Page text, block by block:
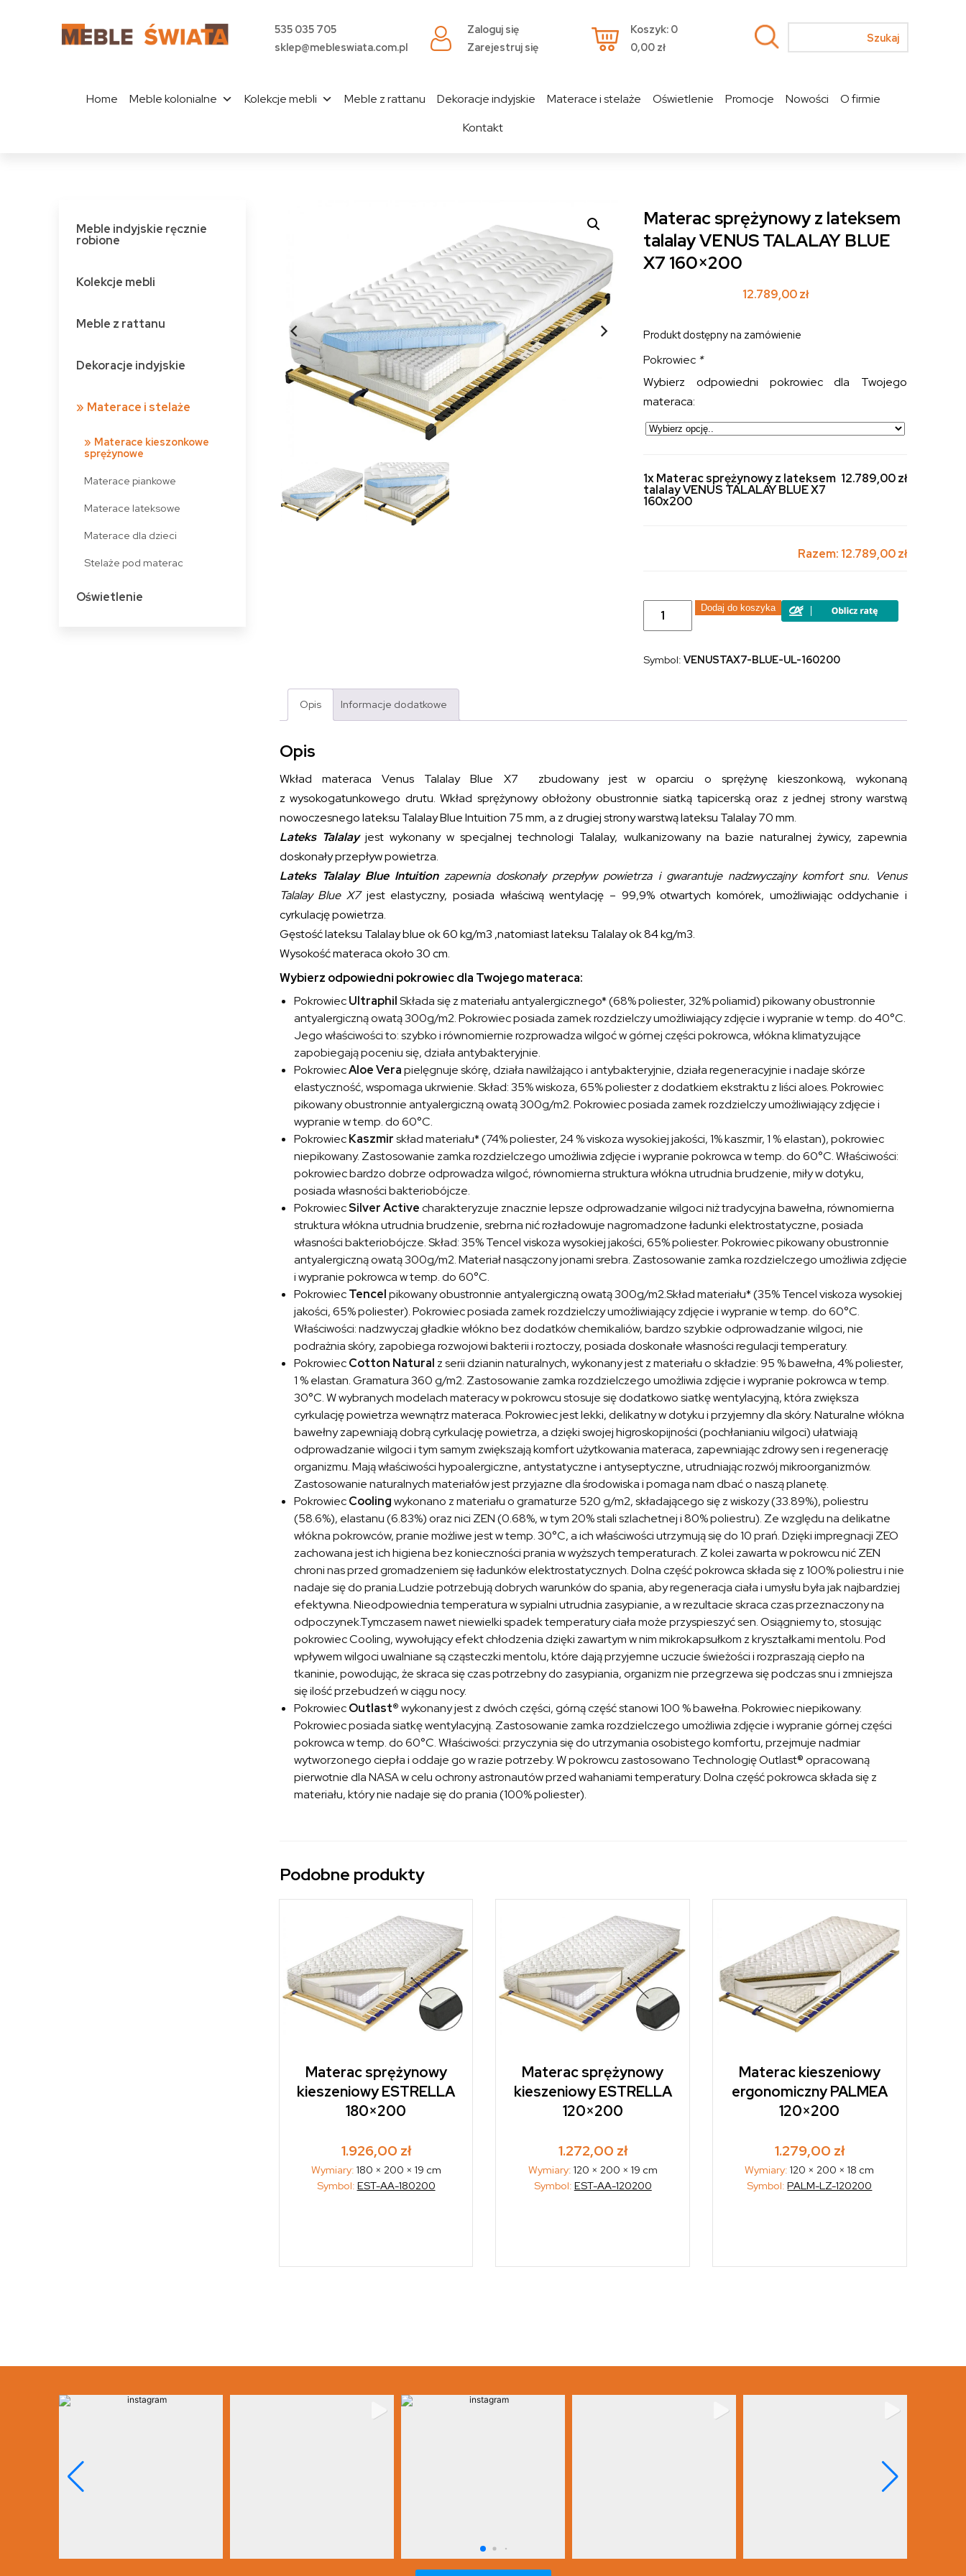
535 035 705
sklep@mebleswiata.com.pl
Zaloguj się
Zarejestruj się
Koszyk: 0
0,00 zł
Home Meble kolonialne Kolekcje mebli Meble z rattanu Dekoracje indyjskie Materace i stelaże Oświetlenie Promocje Nowości
O firmie
Kontakt
Meble indyjskie ręcznie
robione
Kolekcje mebli
Meble z rattanu
Dekoracje indyjskie
Materace i stelaże
Materace kieszonkowe
sprężynowe
Materace piankowe
Materace lateksowe
Materace dla dzieci
Stelaże pod materac
Oświetlenie
Materac sprężynowy z lateksem
talalay VENUS TALALAY BLUE
X7 160×200
12.789,00zł
Produkt dostępny na zamówienie
Pokrowiec *
Wybierz odpowiedni pokrowiec dla Twojego
materaca:
1x Materac sprężynowy z lateksem
talalay VENUS TALALAY BLUE X7
160x200
12.789,00 zł
Razem: 12.789,00 zł
ilość
Materac
sprężynowy
talalay
160x200
Dodaj do koszyka
Symbol:VENUSTAX7-BLUE-UL-160200
Opis Informacje dodatkowe
Opis
Wkład materaca Venus Talalay Blue X7 zbudowany jest w oparciu o sprężynę kieszonkową, wykonaną
z wysokogatunkowego drutu. Wkład sprężynowy obłożony obustronnie siatką tapicerską oraz z jednej strony warstwą
nowoczesnego lateksu Talalay Blue Intuition 75 mm, a z drugiej strony warstwą lateksu Talalay 70 mm.
Lateks Talalayjest wykonany w specjalnej technologi Talalay, wulkanizowany na bazie naturalnej żywicy, zapewnia
doskonały przepływ powietrza.
Lateks Talalay Blue Intuitionzapewnia doskonały przepływ powietrza i gwarantuje nadzwyczajny komfort snu. Venus
Talalay Blue X7jest elastyczny, posiada właściwą wentylację – 99,9% otwartych komórek, umożliwiając oddychanie i
cyrkulację powietrza.
Gęstość lateksu Talalay blue ok 60 kg/m3 ,natomiast lateksu Talalay ok 84 kg/m3.
Wysokość materaca około 30 cm.
Wybierz odpowiedni pokrowiec dla Twojego materaca:
PokrowiecUltraphilSkłada się z materiału antyalergicznego* (68% poliester, 32% poliamid) pikowany obustronnie
antyalergiczną owatą 300g/m2. Pokrowiec posiada zamek rozdzielczy umożliwiający zdjęcie i wypranie w temp. do 40°C.
Jego właściwości to: szybko i równomiernie rozprowadza wilgoć w górnej części pokrowca, włókna klimatyzujące
zapobiegają poceniu się, działa antybakteryjnie.
PokrowiecAloe Verapielęgnuje skórę, działa nawilżająco i antybakteryjnie, działa regeneracyjnie i nadaje skórze
elastyczność, wspomaga ukrwienie. Skład: 35% wiskoza, 65% poliester z dodatkiem ekstraktu z liści aloes. Pokrowiec
pikowany obustronnie antyalergiczną owatą 300g/m2. Pokrowiec posiada zamek rozdzielczy umożliwiający zdjęcie i
wypranie w temp. do 60°C.
PokrowiecKaszmirskład materiału* (74% poliester, 24 % viskoza wysokiej jakości, 1% kaszmir, 1 % elastan), pokrowiec
niepikowany. Zastosowanie zamka rozdzielczego umożliwia zdjęcie i wypranie pokrowca w temp. do 60°C. Właściwości:
pokrowiec bardzo dobrze odprowadza wilgoć, równomierna struktura włókna utrudnia brudzenie, miły w dotyku,
posiada własności bakteriobójcze.
PokrowiecSilver Activecharakteryzuje znacznie lepsze odprowadzanie wilgoci niż tradycyjna bawełna, równomierna
struktura włókna utrudnia brudzenie, srebrna nić rozładowuje nagromadzone ładunki elektrostatyczne, posiada
własności bakteriobójcze. Skład: 35% Tencel viskoza wysokiej jakości, 65% poliester. Pokrowiec pikowany obustronnie
antyalergiczną owatą 300g/m2. Materiał nasączony jonami srebra. Zastosowanie zamka rozdzielczego umożliwia zdjęcie
i wypranie pokrowca w temp. do 60°C.
PokrowiecTencelpikowany obustronnie antyalergiczną owatą 300g/m2.Skład materiału* (35% Tencel viskoza wysokiej
jakości, 65% poliester). Pokrowiec posiada zamek rozdzielczy umożliwiający zdjęcie i wypranie w temp. do 60°C.
Właściwości: nadzwyczaj gładkie włókno bez dodatków chemikaliów, bardzo szybkie odprowadzanie wilgoci, nie
podrażnia skóry, zapobiega rozwojowi bakterii i roztoczy, posiada doskonałe własności regulacji temperatury.
PokrowiecCotton Natural z serii dzianin naturalnych, wykonany jest z materiału o składzie: 95 % bawełna, 4% poliester,
1 % elastan. Gramatura 360 g/m2. Zastosowanie zamka rozdzielczego umożliwia zdjęcie i wypranie pokrowca w temp.
30°C. W wybranych modelach materacy w pokrowcu stosuje się dodatkowo siatkę wentylacyjną, która zwiększa
cyrkulację powietrza wewnątrz materaca. Pokrowiec jest lekki, delikatny w dotyku i przyjemny dla skóry. Naturalne włókna
bawełny zapewniają dobrą cyrkulację powietrza, a dzięki swojej higroskopijności (pochłanianiu wilgoci) ułatwiają
odprowadzanie wilgoci i tym samym zwiększają komfort użytkowania materaca, zapewniając zdrowy sen i regenerację
organizmu. Mają właściwości hypoalergiczne, antystatyczne i antyseptyczne, utrudniając rozwój mikroorganizmów.
Zastosowanie naturalnych materiałów jest przyjazne dla środowiska i pomaga nam dbać o naszą planetę.
PokrowiecCoolingwykonano z materiału o gramaturze 520 g/m2, składającego się z wiskozy (33.89%), poliestru
(58.6%), elastanu (6.83%) oraz nici ZEN (0.68%, w tym 20% stali szlachetnej i 80% poliestru). Ze względu na delikatne
włókna pokrowców, pranie możliwe jest w temp. 30°C, a ich właściwości utrzymują się do 10 prań. Dzięki impregnacji ZEO
zachowana jest ich higiena bez konieczności prania w wyższych temperaturach. Z kolei zawarta w pokrowcu nić ZEN
chroni nas przed gromadzeniem się ładunków elektrostatycznych. Dolna część pokrowca składa się z 100% poliestru i nie
nadaje się do prania.Ludzie potrzebują dobrych warunków do spania, aby regeneracja ciała i umysłu była jak najbardziej
efektywna. Nieodpowiednia temperatura w sypialni utrudnia zasypianie, a w rezultacie skraca czas przeznaczony na
odpoczynek.Tymczasem nawet niewielki spadek temperatury ciała może przyspieszyć sen. Osiągniemy to, stosując
pokrowiec Cooling, wywołujący efekt chłodzenia dzięki zawartym w nim mikrokapsułkom z kryształkami mentolu. Pod
wpływem wilgoci uwalniane są cząsteczki mentolu, które dają przyjemne uczucie świeżości i rozpraszają ciepło na
tkaninie, powodując, że skraca się czas potrzebny do zasypiania, organizm nie przegrzewa się podczas snu i zmniejsza
się ilość przebudzeń w ciągu nocy.
PokrowiecOutlast®wykonany jest z dwóch części, górną część stanowi 100 % bawełna. Pokrowiec niepikowany.
Pokrowiec posiada siatkę wentylacyjną. Zastosowanie zamka rozdzielczego umożliwia zdjęcie i wypranie górnej części
pokrowca w temp. do 60°C. Właściwości: przyczynia się do utrzymania osobistego komfortu, przejmuje nadmiar
wytworzonego ciepła i oddaje go w razie potrzeby. W pokrowcu zastosowano Technologię Outlast® opracowaną
pierwotnie dla NASA w celu ochrony astronautów przed wahaniami temperatury. Dolna część pokrowca składa się z
materiału, który nie nadaje się do prania (100% poliester).
Podobne produkty
Materac sprężynowy
kieszeniowy ESTRELLA
180×200
1.926,00 zł
Wymiary: 180 × 200 × 19 cm
Symbol: EST-AA-180200
Materac sprężynowy
kieszeniowy ESTRELLA
120×200
1.272,00 zł
Wymiary: 120 × 200 × 19 cm
Symbol: EST-AA-120200
Materac kieszeniowy
ergonomiczny PALMEA
120×200
1.279,00 zł
Wymiary:120 × 200 × 18 cm
Symbol:PALM-LZ-120200